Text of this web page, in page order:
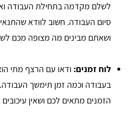
לשלם מקדמה בתחילת העבודה
סיום העבודה. חשוב לוודא
ושאתם מבינים מה מצופה מכם
לוח זמנים: ודאו עם הרצף מתי
בעבודה וכמה זמן תימשך
הזמנים מתאים לכם ושאין עיכובים